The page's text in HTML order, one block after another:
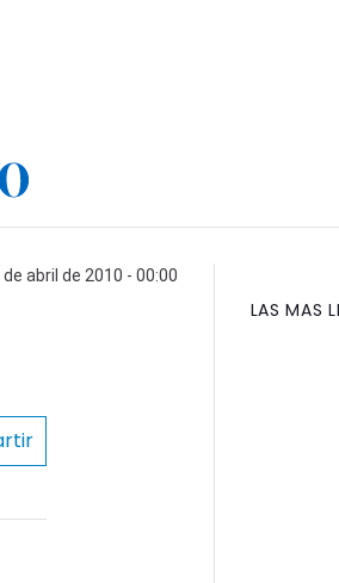
de abril de 2010 - 00:00
LAS MAS